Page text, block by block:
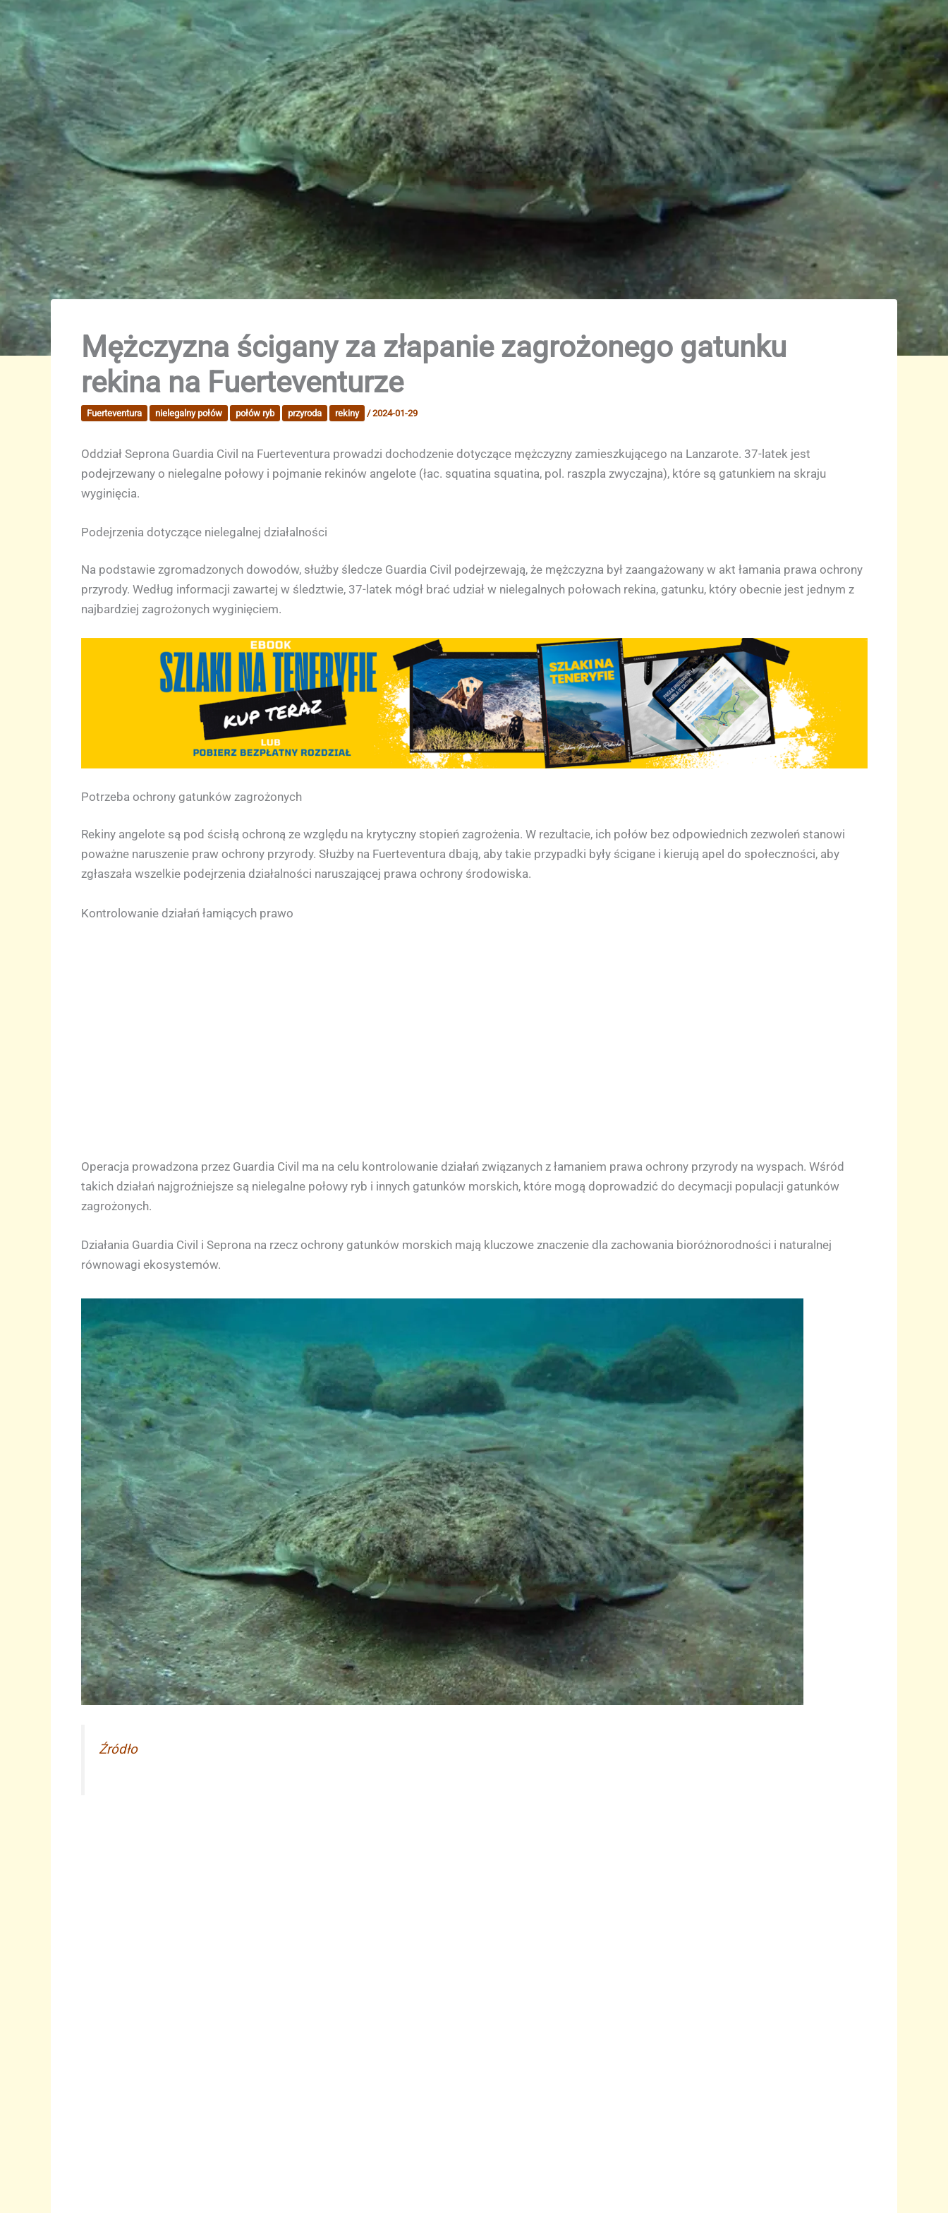
Mężczyzna ścigany za złapanie zagrożonego gatunku
rekina na Fuerteventurze
Fuerteventura nielegalny połów połów ryb przyroda rekiny /2024-01-29
Oddział Seprona Guardia Civil na Fuerteventura prowadzi dochodzenie dotyczące mężczyzny zamieszkującego na Lanzarote. 37-latek jest
podejrzewany o nielegalne połowy i pojmanie rekinów angelote (łac. squatina squatina, pol. raszpla zwyczajna), które są gatunkiem na skraju
wyginięcia.
Podejrzenia dotyczące nielegalnej działalności
Na podstawie zgromadzonych dowodów, służby śledcze Guardia Civil podejrzewają, że mężczyzna był zaangażowany w akt łamania prawa ochrony
przyrody. Według informacji zawartej w śledztwie, 37-latek mógł brać udział w nielegalnych połowach rekina, gatunku, który obecnie jest jednym z
najbardziej zagrożonych wyginięciem.
Potrzeba ochrony gatunków zagrożonych
Rekiny angelote są pod ścisłą ochroną ze względu na krytyczny stopień zagrożenia. W rezultacie, ich połów bez odpowiednich zezwoleń stanowi
poważne naruszenie praw ochrony przyrody. Służby na Fuerteventura dbają, aby takie przypadki były ścigane i kierują apel do społeczności, aby
zgłaszała wszelkie podejrzenia działalności naruszającej prawa ochrony środowiska.
Kontrolowanie działań łamiących prawo
Operacja prowadzona przez Guardia Civil ma na celu kontrolowanie działań związanych z łamaniem prawa ochrony przyrody na wyspach. Wśród
takich działań najgroźniejsze są nielegalne połowy ryb i innych gatunków morskich, które mogą doprowadzić do decymacji populacji gatunków
zagrożonych.
Działania Guardia Civil i Seprona na rzecz ochrony gatunków morskich mają kluczowe znaczenie dla zachowania bioróżnorodności i naturalnej
równowagi ekosystemów.
Źródło